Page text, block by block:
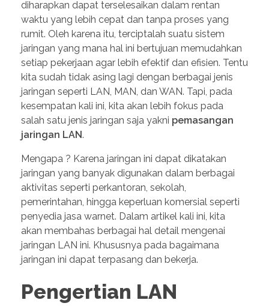
diharapkan dapat terselesaikan dalam rentan
waktu yang lebih cepat dan tanpa proses yang
rumit. Oleh karena itu, terciptalah suatu sistem
jaringan yang mana hal ini bertujuan memudahkan
setiap pekerjaan agar lebih efektif dan efisien. Tentu
kita sudah tidak asing lagi dengan berbagai jenis
jaringan seperti LAN, MAN, dan WAN. Tapi, pada
kesempatan kali ini, kita akan lebih fokus pada
salah satu jenis jaringan saja yakni pemasangan
jaringan LAN.
Mengapa ? Karena jaringan ini dapat dikatakan
jaringan yang banyak digunakan dalam berbagai
aktivitas seperti perkantoran, sekolah,
pemerintahan, hingga keperluan komersial seperti
penyedia jasa warnet. Dalam artikel kali ini, kita
akan membahas berbagai hal detail mengenai
jaringan LAN ini. Khususnya pada bagaimana
jaringan ini dapat terpasang dan bekerja.
Pengertian LAN